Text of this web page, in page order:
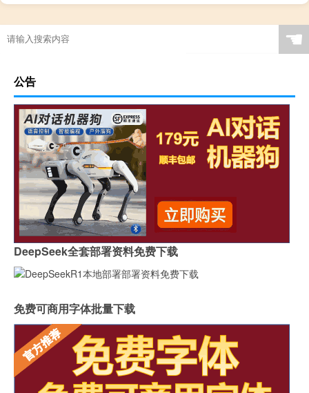
☚
公告
DeepSeek全套部署资料免费下载
免费可商用字体批量下载